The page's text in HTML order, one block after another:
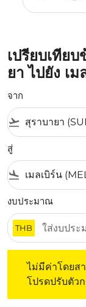
เปรียบเทีย
ยา ไปยัง เม
จาก
flight_takeoff
สู่
flight_land
งบประมาณ
THB
ไม่มีค่าโดยส
โปรดปรับตัว